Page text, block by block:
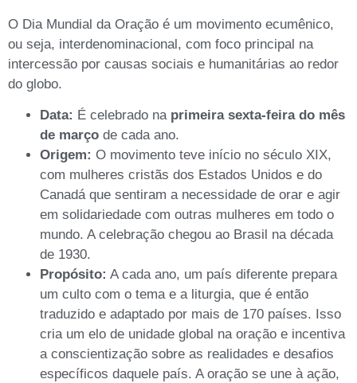
O Dia Mundial da Oração é um movimento ecumênico,
ou seja, interdenominacional, com foco principal na
intercessão por causas sociais e humanitárias ao redor
do globo.
Data: É celebrado na primeira sexta-feira do mês
de março de cada ano.
Origem: O movimento teve início no século XIX,
com mulheres cristãs dos Estados Unidos e do
Canadá que sentiram a necessidade de orar e agir
em solidariedade com outras mulheres em todo o
mundo. A celebração chegou ao Brasil na década
de 1930.
Propósito: A cada ano, um país diferente prepara
um culto com o tema e a liturgia, que é então
traduzido e adaptado por mais de 170 países. Isso
cria um elo de unidade global na oração e incentiva
a conscientização sobre as realidades e desafios
específicos daquele país. A oração se une à ação,